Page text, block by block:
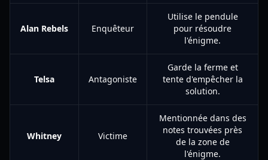
Alan Rebels Enquêteur
Utilise le pendule
pour résoudre
l'énigme.
Telsa Antagoniste
Garde la ferme et
tente d'empêcher la
solution.
Whitney Victime
Mentionnée dans des
notes trouvées près
de la zone de
l'énigme.